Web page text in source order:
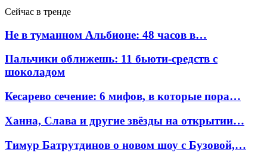
Сейчас в тренде
Не в туманном Альбионе: 48 часов в…
Пальчики оближешь: 11 бьюти-средств с
шоколадом
Кесарево сечение: 6 мифов, в которые пора…
Ханна, Слава и другие звёзды на открытии…
Тимур Батрутдинов о новом шоу с Бузовой,…